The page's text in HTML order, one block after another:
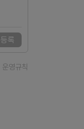
등록
운영규칙